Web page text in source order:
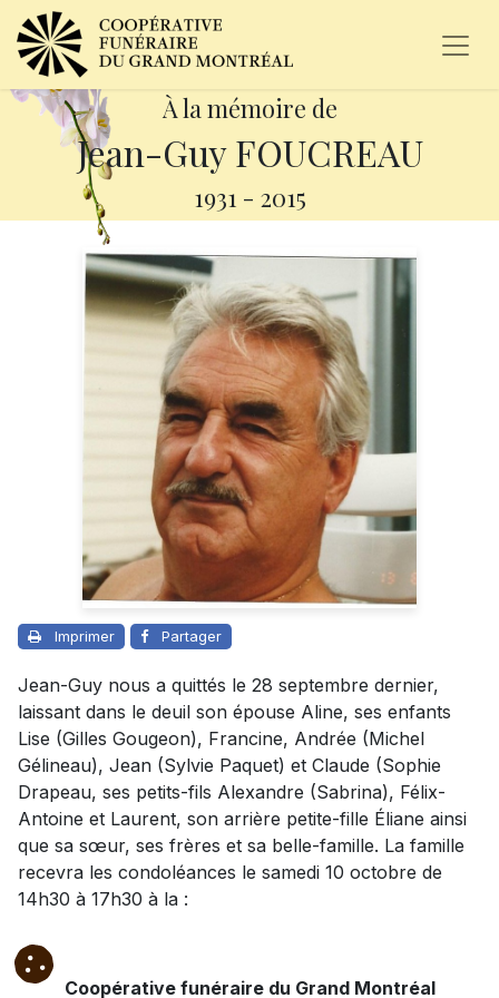
À la mémoire de
Jean-Guy FOUCREAU
1931 - 2015
Imprimer Partager
Jean-Guy nous a quittés le 28 septembre dernier,
laissant dans le deuil son épouse Aline, ses enfants
Lise (Gilles Gougeon), Francine, Andrée (Michel
Gélineau), Jean (Sylvie Paquet) et Claude (Sophie
Drapeau, ses petits-fils Alexandre (Sabrina), Félix-
Antoine et Laurent, son arrière petite-fille Éliane ainsi
que sa sœur, ses frères et sa belle-famille. La famille
recevra les condoléances le samedi 10 octobre de
14h30 à 17h30 à la :
Coopérative funéraire du Grand Montréal